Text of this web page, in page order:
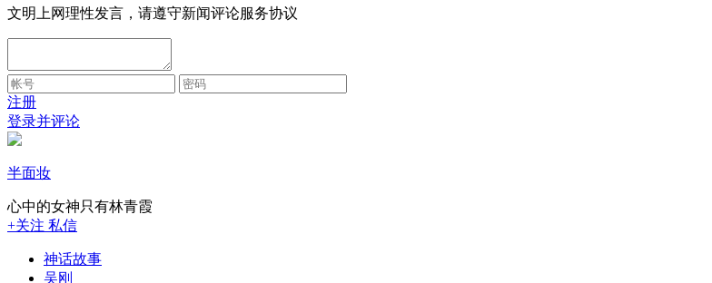
文明上网理性发言，请遵守新闻评论服务协议
注册
登录并评论
半面妆
心中的女神只有林青霞
+关注 私信
神话故事
吴刚